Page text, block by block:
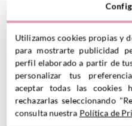
chupetes divertidos de
divertido que todos llevan
a hablar.(más…)
CHUPETES
Utilizamos cookies propias y
para mostrarte publicidad
perfil elaborado a partir de
personalizar tus
aceptar todas las cookies
rechazarlas seleccionando
consulta nuestra Política de